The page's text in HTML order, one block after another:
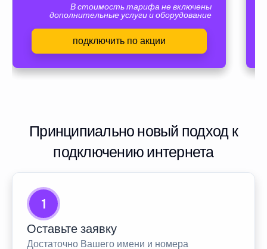
В стоимость тарифа не включены
дополнительные услуги и оборудование
подключить по акции
Принципиально новый подход к
подключению интернета
1
Оставьте заявку
Достаточно Вашего имени и номера